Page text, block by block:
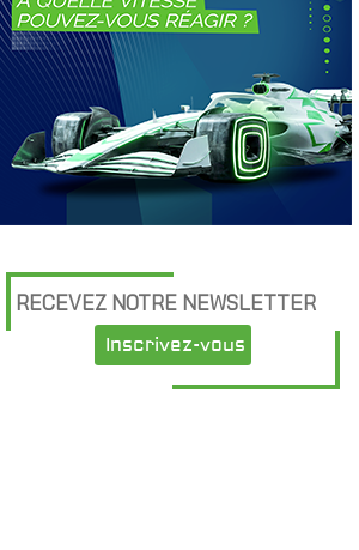
RECEVEZ NOTRE NEWSLETTER
Inscrivez-vous